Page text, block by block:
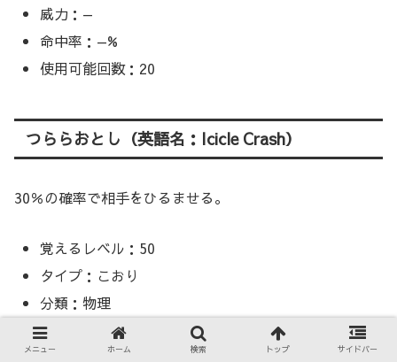
威力：—
命中率：—%
使用可能回数：20
つららおとし（英語名：Icicle Crash）
30％の確率で相手をひるませる。
覚えるレベル：50
タイプ：こおり
分類：物理
威力：85
メニュー ホーム 検索 トップ サイドバー